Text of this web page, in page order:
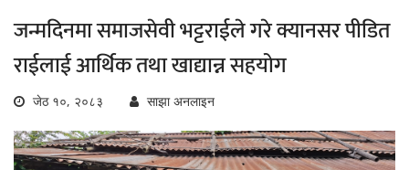
जन्मदिनमा समाजसेवी भट्टराईले गरे क्यानसर पीडित
राईलाई आर्थिक तथा खाद्यान्न सहयोग
जेठ १०, २०८३ साझा अनलाइन